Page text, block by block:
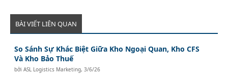
BÀI VIẾT LIÊN QUAN
So Sánh Sự Khác Biệt Giữa Kho Ngoại Quan, Kho CFS
Và Kho Bảo Thuế
bởiASL Logistics Marketing,3/6/26